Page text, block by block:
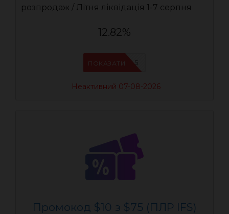
розпродаж / Літня ліквідація 1-7 серпня
12.82%
IFSCDUA5
ПОКАЗАТИ
Неактивний 07-08-2026
Промокод $10 з $75 (ПЛР IFS)